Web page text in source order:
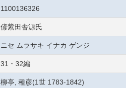
1100136326
偐紫田舎源氏
ニセ ムラサキ イナカ ゲンジ
31・32編
柳亭, 種彦(1世 1783-1842)